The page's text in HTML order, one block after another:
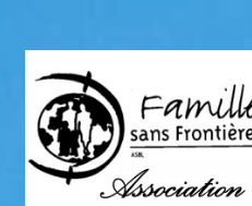
Famille